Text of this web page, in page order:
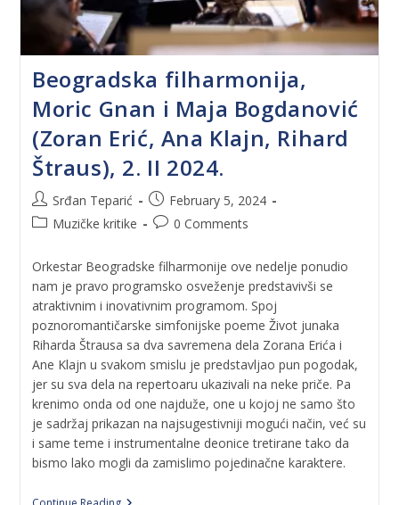
Beogradska filharmonija,
Moric Gnan i Maja Bogdanović
(Zoran Erić, Ana Klajn, Rihard
Štraus), 2. II 2024.
Srđan Teparić
February 5, 2024
Muzičke kritike
0 Comments
Orkestar Beogradske filharmonije ove nedelje ponudio
nam je pravo programsko osveženje predstavivši se
atraktivnim i inovativnim programom. Spoj
poznoromantičarske simfonijske poeme Život junaka
Riharda Štrausa sa dva savremena dela Zorana Erića i
Ane Klajn u svakom smislu je predstavljao pun pogodak,
jer su sva dela na repertoaru ukazivali na neke priče. Pa
krenimo onda od one najduže, one u kojoj ne samo što
je sadržaj prikazan na najsugestivniji mogući način, već su
i same teme i instrumentalne deonice tretirane tako da
bismo lako mogli da zamislimo pojedinačne karaktere.